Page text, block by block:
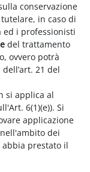
conservazione
in caso di
ed i professionisti
del trattamento
ovvero potrà
21 del
si applica al
6(1)(e)). Si
applicazione
dei
prestato il